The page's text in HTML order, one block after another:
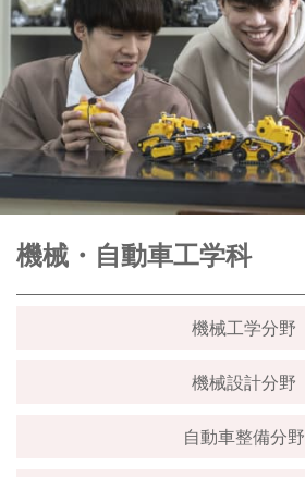
機械・自動車工学科
機械工学分野
機械設計分野
自動車整備分野